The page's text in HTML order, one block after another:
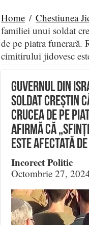
Home / Chestiunea
familiei unui soldat
de pe piatra funerară.
cimitirului jidovesc
Guvernul din
soldat creștin
crucea de pe
afirmă că
este afectată
Incorect Politic
Octombrie 27,